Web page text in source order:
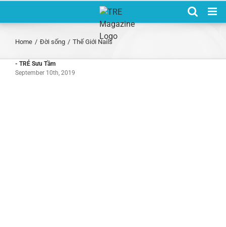
Home / Đời sống / Thế Giới Nails
- TRẺ Sưu Tầm
September 10th, 2019